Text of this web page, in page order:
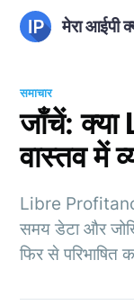
मेरा आईपी
समाचार
जाँचें:
वास्तव में
Libre
समय डेटा और
फिर से